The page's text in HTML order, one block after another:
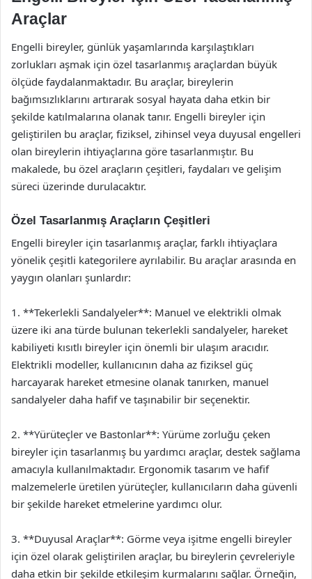
Araçlar
Engelli bireyler, günlük yaşamlarında karşılaştıkları
zorlukları aşmak için özel tasarlanmış araçlardan büyük
ölçüde faydalanmaktadır. Bu araçlar, bireylerin
bağımsızlıklarını artırarak sosyal hayata daha etkin bir
şekilde katılmalarına olanak tanır. Engelli bireyler için
geliştirilen bu araçlar, fiziksel, zihinsel veya duyusal engelleri
olan bireylerin ihtiyaçlarına göre tasarlanmıştır. Bu
makalede, bu özel araçların çeşitleri, faydaları ve gelişim
süreci üzerinde durulacaktır.
Özel Tasarlanmış Araçların Çeşitleri
Engelli bireyler için tasarlanmış araçlar, farklı ihtiyaçlara
yönelik çeşitli kategorilere ayrılabilir. Bu araçlar arasında en
yaygın olanları şunlardır:
1. **Tekerlekli Sandalyeler**: Manuel ve elektrikli olmak
üzere iki ana türde bulunan tekerlekli sandalyeler, hareket
kabiliyeti kısıtlı bireyler için önemli bir ulaşım aracıdır.
Elektrikli modeller, kullanıcının daha az fiziksel güç
harcayarak hareket etmesine olanak tanırken, manuel
sandalyeler daha hafif ve taşınabilir bir seçenektir.
2. **Yürüteçler ve Bastonlar**: Yürüme zorluğu çeken
bireyler için tasarlanmış bu yardımcı araçlar, destek sağlama
amacıyla kullanılmaktadır. Ergonomik tasarım ve hafif
malzemelerle üretilen yürüteçler, kullanıcıların daha güvenli
bir şekilde hareket etmelerine yardımcı olur.
3. **Duyusal Araçlar**: Görme veya işitme engelli bireyler
için özel olarak geliştirilen araçlar, bu bireylerin çevreleriyle
daha etkin bir şekilde etkileşim kurmalarını sağlar. Örneğin,